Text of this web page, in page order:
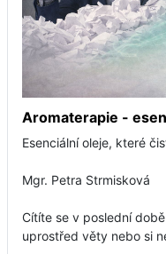
Aromaterapie -
Esenciální oleje, které
Mgr. Petra Strmisková
Cítíte se v poslední
uprostřed věty nebo si